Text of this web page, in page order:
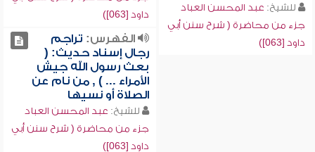
للشيخ: عبد المحسن العباد
جزء من محاضرة ( شرح سنن أبي
داود [063])
داود [063])
الفهرس: تراجم
رجال إسناد حديث: (
بعث رسول الله جيش
الأمراء ... ) , من نام عن
الصلاة أو نسيها
للشيخ: عبد المحسن العباد
جزء من محاضرة ( شرح سنن أبي
داود [063])